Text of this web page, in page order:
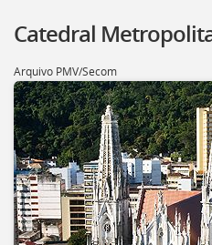
Catedral
Arquivo PMV/Secom